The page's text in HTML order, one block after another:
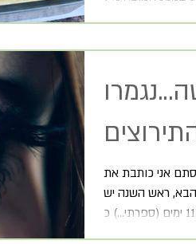
אני כותבת את
הבא, ראש השנה יש